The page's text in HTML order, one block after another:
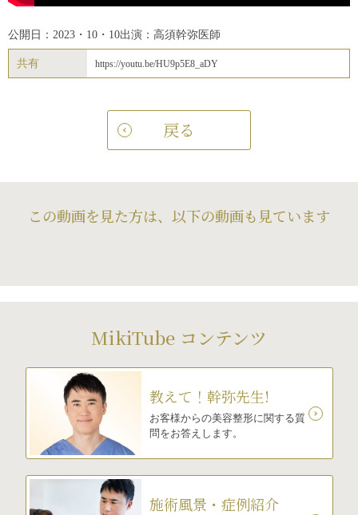
公開日：2023・10・10出演：高須幹弥医師
共有 https://youtu.be/HU9p5E8_aDY
戻る
この動画を見た方は、以下の動画も見ています
MikiTube コンテンツ
教えて！幹弥先生!
お客様からの美容整形に関する質
問をお答えします。
施術風景・症例紹介